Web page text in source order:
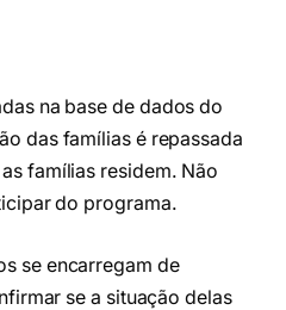
na base de dados do
das famílias é repassada
famílias residem. Não
do programa.
se encarregam de
se a situação delas